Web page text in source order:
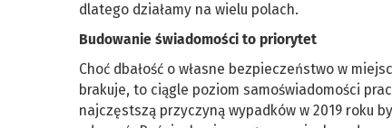
dlatego działamy na wielu polach.
Budowanie świadomości to priorytet
Choć dbałość o własne bezpieczeństwo w
brakuje, to ciągle poziom samoświadomości
najczęstszą przyczyną wypadków w 2019 roku